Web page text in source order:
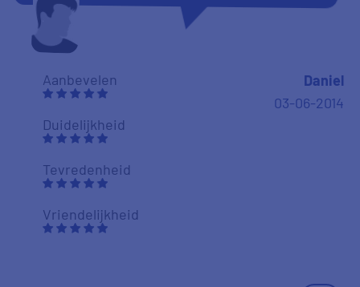
Aanbevelen
Duidelijkheid
Tevredenheid
Vriendelijkheid
Daniel
03-06-2014